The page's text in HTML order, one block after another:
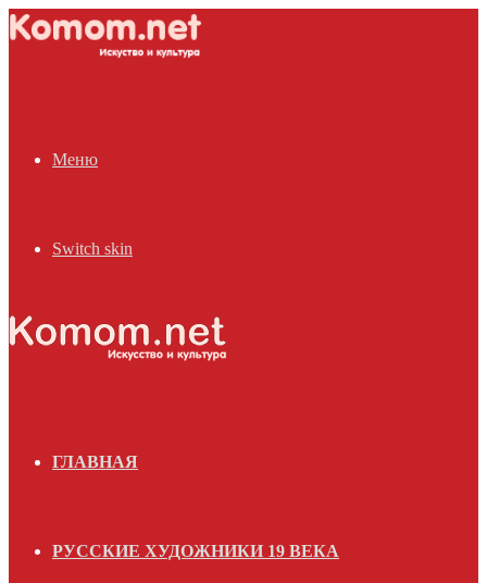
Меню
Switch skin
ГЛАВНАЯ
РУССКИЕ ХУДОЖНИКИ 19 ВЕКА